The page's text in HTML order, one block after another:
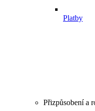
Platby
Přizpůsobení a